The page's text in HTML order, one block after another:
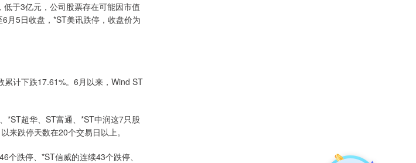
于3亿元，公司股票存在可能因市值
月5日收盘，*ST美讯跌停，收盘价为
计下跌17.61%。6月以来，Wind ST
超华、ST富通、*ST中润这7只股
来跌停天数在20个交易日以上。
跌停、*ST信威的连续43个跌停、